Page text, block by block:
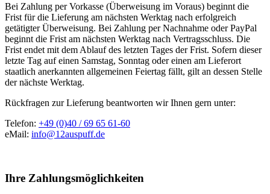
Bei Zahlung per Vorkasse (Überweisung im Voraus) beginnt die
Frist für die Lieferung am nächsten Werktag nach erfolgreich
getätigter Überweisung. Bei Zahlung per Nachnahme oder PayPal
beginnt die Frist am nächsten Werktag nach Vertragsschluss. Die
Frist endet mit dem Ablauf des letzten Tages der Frist. Sofern dieser
letzte Tag auf einen Samstag, Sonntag oder einen am Lieferort
staatlich anerkannten allgemeinen Feiertag fällt, gilt an dessen Stelle
der nächste Werktag.
Rückfragen zur Lieferung beantworten wir Ihnen gern unter:
Telefon: +49 (0)40 / 69 65 61-60
eMail: info@12auspuff.de
Ihre Zahlungsmöglichkeiten